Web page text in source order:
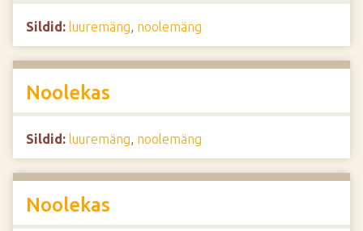
Sildid: luuremäng, noolemäng
Noolekas
Sildid: luuremäng, noolemäng
Noolekas